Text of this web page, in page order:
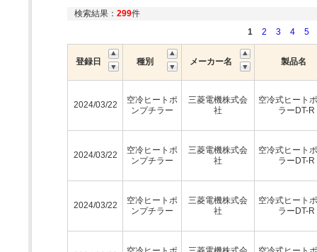
検索結果： 299件
1
2 3 4 5
登録日 種別 メーカー名 製品名
2024/03/22
空冷ヒートポ
ンプチラー
三菱電機株式会
社
空冷式ヒート
ラーDT-
2024/03/22
空冷ヒートポ
ンプチラー
三菱電機株式会
社
空冷式ヒート
ラーDT-
2024/03/22
空冷ヒートポ
ンプチラー
三菱電機株式会
社
空冷式ヒート
ラーDT-